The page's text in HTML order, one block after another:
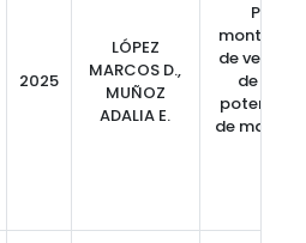
2025
LÓPEZ
MARCOS D.,
MUÑOZ
ADALIA E.
montaña,
de
de
potencial,
de